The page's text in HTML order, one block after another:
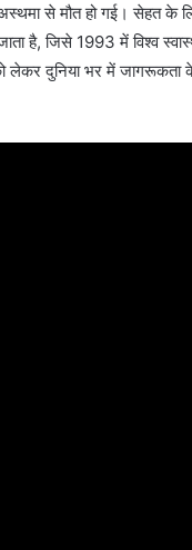
से मौत हो गई। सेहत के
है, जिसे 1993 में विश्व
लेकर दुनिया भर में